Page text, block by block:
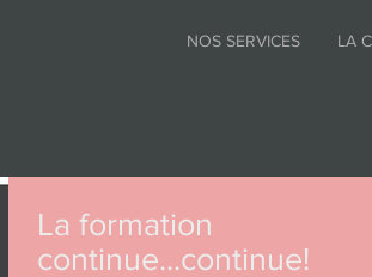
NOS SERVICES LA
La formation
continue...continue!